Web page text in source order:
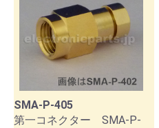
SMA-P-405
第一コネクター SMA-P-